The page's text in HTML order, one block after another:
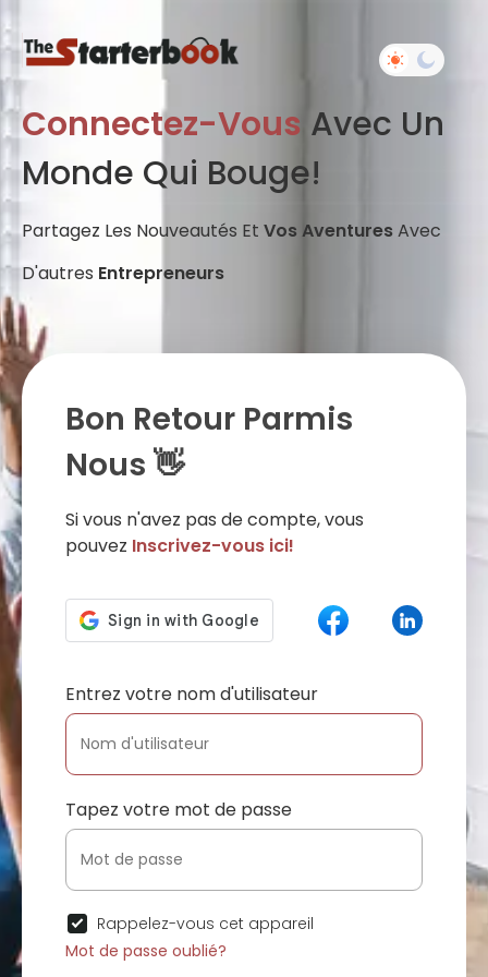
Connectez-Vous Avec Un
Monde Qui Bouge!
Partagez Les Nouveautés Et Vos AventuresAvec
D'autres Entrepreneurs
Bon Retour Parmis
Nous 👋
Si vous n'avez pas de compte, vous
pouvez Inscrivez-vous ici!
Entrez votre nom d'utilisateur
Tapez votre mot de passe
Rappelez-vous cet appareil
Mot de passe oublié?